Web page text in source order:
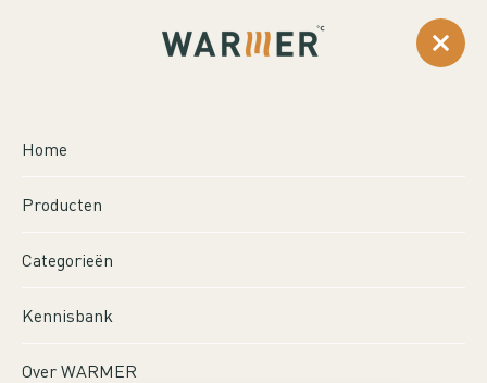
Home
Producten
Categorieën
Kennisbank
Over WARMER
0
SALUS RADIOGRAFISCH
RELAIS 16A